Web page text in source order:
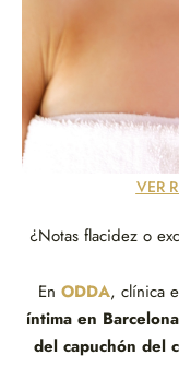
¿Notas flacidez o
En ODDA, clínica
íntima en Barcelona
del capuchón del
VER